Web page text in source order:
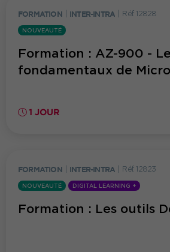
FORMATION INTER-INTRA Réf. 12828
NOUVEAUTÉ
Formation : AZ-900 -
fondamentaux de
1 JOUR
FORMATION INTER-INTRA Réf. 12823
NOUVEAUTÉ DIGITAL LEARNING +
Formation : Les outils